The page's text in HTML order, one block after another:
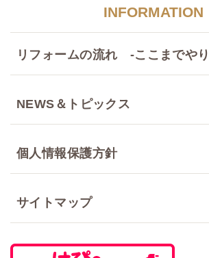
INFORMATION
リフォームの流れ -ここまでやり
NEWS＆トピックス
個人情報保護方針
サイトマップ